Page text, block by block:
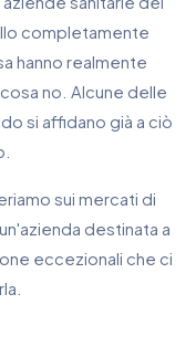
completamente
hanno realmente
no. Alcune delle
si affidano già a ciò
sui mercati di
destinata a
eccezionali che ci